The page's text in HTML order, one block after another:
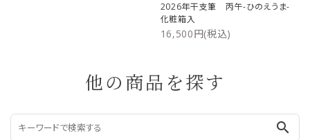
2026年干支筆 丙午-ひのえうま-
化粧箱入
16,500円(税込)
他の商品を探す
search